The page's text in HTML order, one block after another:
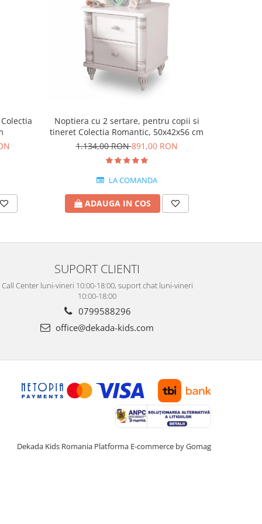
Noptiera cu 2 sertare, pentru copii si
tineret Colectia Romantic, 50x42x56 cm
1.134,00 RON891,00 RON
LA COMANDA
ADAUGA IN COS
SUPORT CLIENTI
Call Center luni-vineri 10:00-18:00, suport chat luni-vineri
10:00-18:00
0799588296
office@dekada-kids.com
Dekada Kids Romania Platforma E-commerce by Gomag